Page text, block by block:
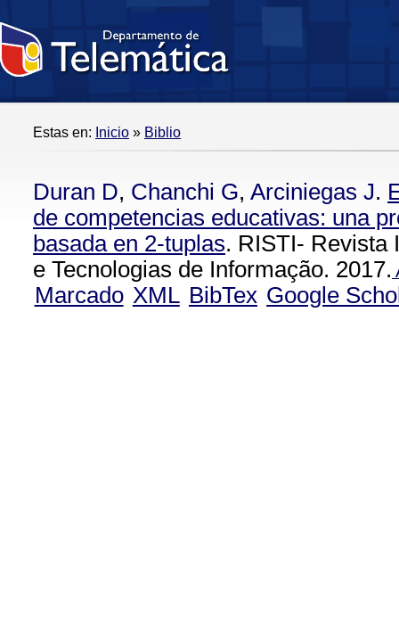
Estas en: Inicio » Biblio
Duran D, Chanchi G, Arciniegas J.
de competencias educativas: una
basada en 2-tuplas. RISTI- Revista
e Tecnologias de Informação. 2017.
Marcado XML BibTex Google